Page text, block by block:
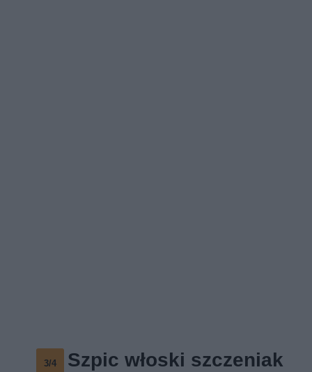
3/4 Szpic włoski szczeniak